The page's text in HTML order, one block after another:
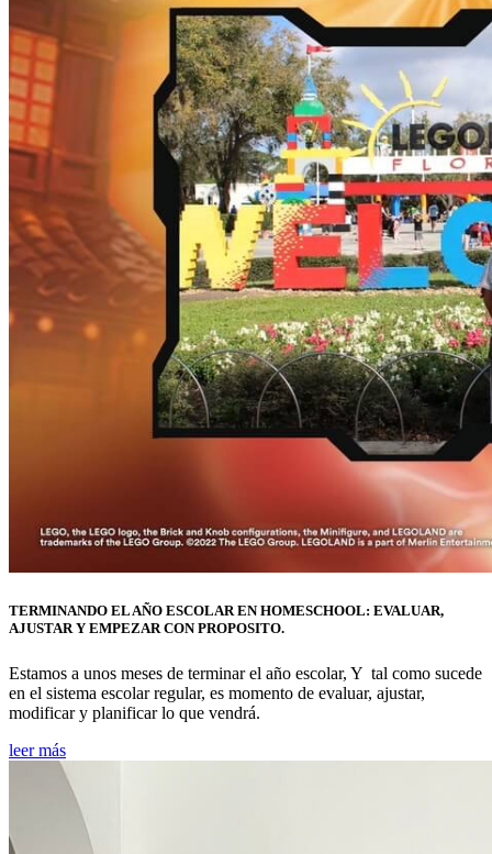
TERMINANDO EL AÑO ESCOLAR EN HOMESCHOOL: EVALUAR,
AJUSTAR Y EMPEZAR CON PROPOSITO.
Estamos a unos meses de terminar el año escolar, Y tal como sucede
en el sistema escolar regular, es momento de evaluar, ajustar,
modificar y planificar lo que vendrá.
leer más